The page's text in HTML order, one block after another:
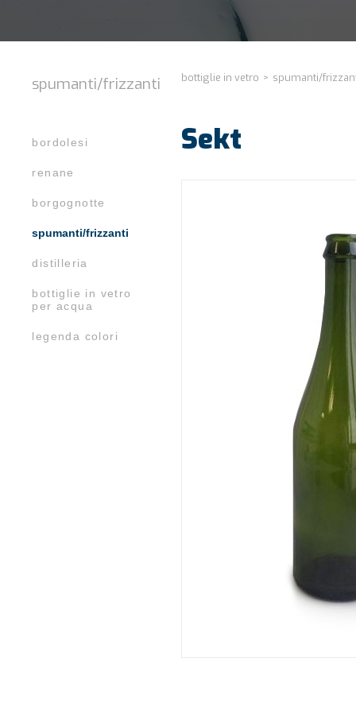
spumanti/frizzanti
bordolesi
renane
borgognotte
spumanti/frizzanti
distilleria
bottiglie in vetro
per acqua
legenda colori
bottiglie in vetro > spumanti/
Sekt